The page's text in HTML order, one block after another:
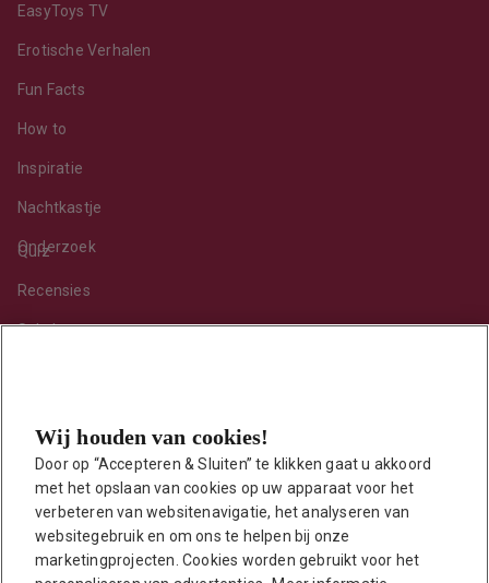
EasyToys TV
Erotische Verhalen
Fun Facts
How to
Inspiratie
Nachtkastje
Onderzoek
Quiz
Recensies
Sekshoroscoop
Toy van de maand
Vraag ’t onze seksuoloog
Interessante links
Seksuologen in Nederland
Erotisch verhaal insturen
Wij houden van cookies!
Door op “Accepteren & Sluiten” te klikken gaat u akkoord
met het opslaan van cookies op uw apparaat voor het
verbeteren van websitenavigatie, het analyseren van
websitegebruik en om ons te helpen bij onze
marketingprojecten. Cookies worden gebruikt voor het